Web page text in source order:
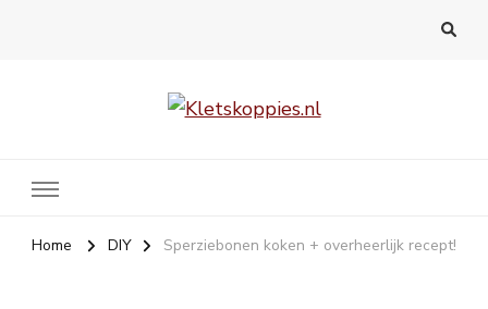
Home DIY Sperziebonen koken + overheerlijk recept!